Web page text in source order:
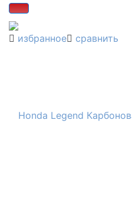
избранное сравнить